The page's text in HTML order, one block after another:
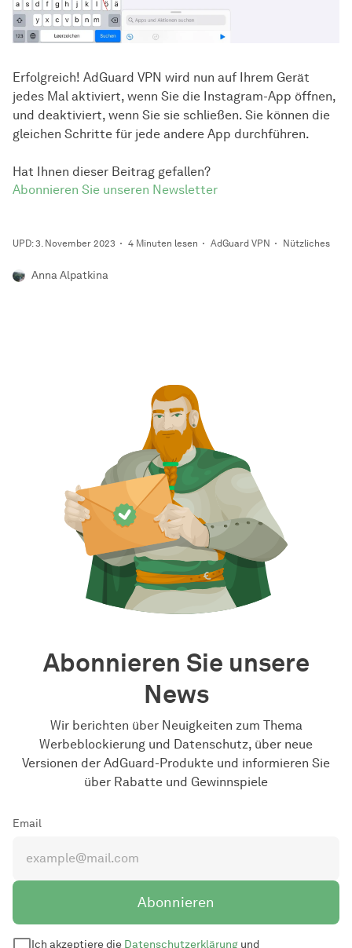
Erfolgreich! AdGuard VPN wird nun auf Ihrem Gerät
jedes Mal aktiviert, wenn Sie die Instagram-App öffnen,
und deaktiviert, wenn Sie sie schließen. Sie können die
gleichen Schritte für jede andere App durchführen.
Hat Ihnen dieser Beitrag gefallen?
Abonnieren Sie unseren Newsletter
UPD: 3. November 2023 4 Minuten lesen AdGuard VPN Nützliches
Anna Alpatkina
Abonnieren Sie unsere
News
Wir berichten über Neuigkeiten zum Thema
Werbeblockierung und Datenschutz, über neue
Versionen der AdGuard-Produkte und informieren Sie
über Rabatte und Gewinnspiele
Email
Abonnieren
Ich akzeptiere die Datenschutzerklärung und